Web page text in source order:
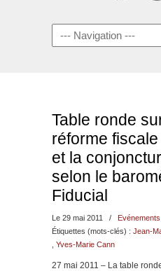
Navigation
Table ronde
réforme
et la
selon le
Fiducial
Le 29 mai 2011 /
Étiquettes (mots-clés) : Jean-
Yves-Marie Cann
27 mai 2011 – La table